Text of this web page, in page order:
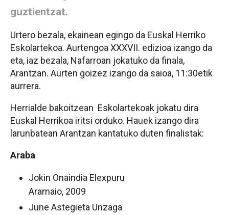
guztientzat.
Urtero bezala, ekainean egingo da Euskal Herriko
Eskolartekoa. Aurtengoa XXXVII. edizioa izango da
eta, iaz bezala, Nafarroan jokatuko da finala,
Arantzan. Aurten goizez izango da saioa, 11:30etik
aurrera.
Herrialde bakoitzean Eskolartekoak jokatu dira
Euskal Herrikoa iritsi orduko. Hauek izango dira
larunbatean Arantzan kantatuko duten finalistak:
Araba
Jokin Onaindia Elexpuru
Aramaio, 2009
June Astegieta Unzaga